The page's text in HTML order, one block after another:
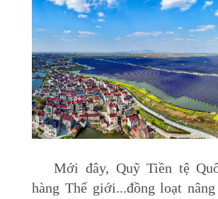
Mới đây, Quỹ Tiền tệ
hàng Thế giới...đồng loạt